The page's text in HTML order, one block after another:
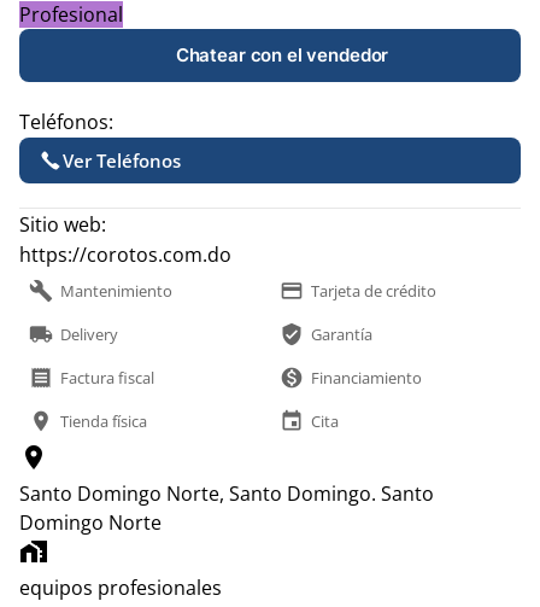
Profesional
Chatear con el vendedor
Teléfonos:
Ver Teléfonos
Sitio web:
https://corotos.com.do
build Mantenimiento payment Tarjeta de crédito
local_shipping Delivery verified_user Garantía
receipt Factura fiscal monetization_on Financiamiento
location_on Tienda física event Cita
location_on
Santo Domingo Norte, Santo Domingo. Santo
Domingo Norte
home_work
equipos profesionales